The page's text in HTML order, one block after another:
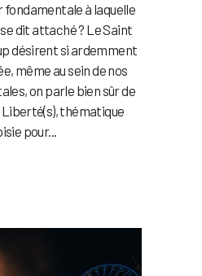
fondamentale à laquelle
dit attaché ? Le Saint
désirent si ardemment
même au sein de nos
on parle bien sûr de
Liberté(s), thématique
pour...